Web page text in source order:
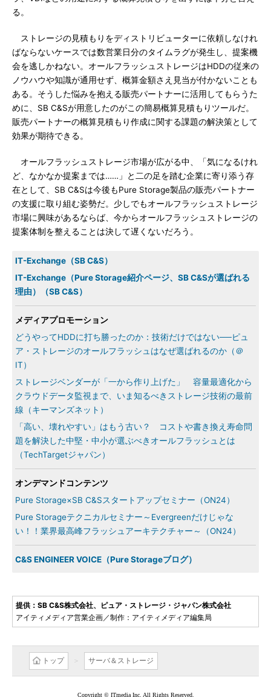
る。
ストレージの見積もりをディストリビューターに依頼しなけれ
ばならないケースでは数営業日分のタイムラグが発生し、提案機
会を逃しかねない。オールフラッシュストレージはHDDの従来の
ノウハウや知識が通用せず、概算金額さえ見当が付かないことも
ある。そうした悩みを抱える販売パートナーに活用してもらうた
めに、SB C&Sが用意したのがこの簡易概算見積もりツールだ。
販売パートナーの概算見積もり作成に関する課題の解決策として
効果が期待できる。
オールフラッシュストレージ市場が広がる中、「気になるけれ
ど、なかなか提案までは……」と二の足を踏む企業に寄り添う存
在として、SB C&Sは今後もPure Storage製品の販売パートナー
の支援に取り組む姿勢だ。少しでもオールフラッシュストレージ
市場に興味があるならば、今からオールフラッシュストレージの
提案体制を整えることは決して遅くないだろう。
IT-Exchange（SB C&S）
IT-Exchange（Pure Storage紹介ページ、SB C&Sが選ばれる
理由）（SB C&S）
メディアプロモーション
どうやってHDDに打ち勝ったのか：技術だけではない──ピュ
ア・ストレージのオールフラッシュはなぜ選ばれるのか（＠
IT）
ストレージベンダーが「一から作り上げた」 容量最適化から
クラウドデータ監視まで、いま知るべきストレージ技術の最前
線（キーマンズネット）
「高い、壊れやすい」はもう古い？ コストや書き換え寿命問
題を解決した中堅・中小が選ぶべきオールフラッシュとは
（TechTargetジャパン）
オンデマンドコンテンツ
Pure Storage×SB C&Sスタートアップセミナー（ON24）
Pure Storageテクニカルセミナー～Evergreenだけじゃな
い！！業界最高峰フラッシュアーキテクチャー～（ON24）
C&S ENGINEER VOICE（Pure Storageブログ）
提供：SB C&S株式会社、ピュア・ストレージ・ジャパン株式会社
アイティメディア営業企画／制作：アイティメディア編集局
トップ サーバ＆ストレージ
Copyright © ITmedia Inc. All Rights Reserved.